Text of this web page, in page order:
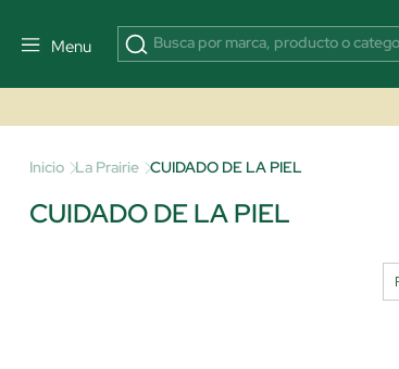
Menu
Inicio La Prairie CUIDADO DE LA PIEL
CUIDADO DE LA PIEL